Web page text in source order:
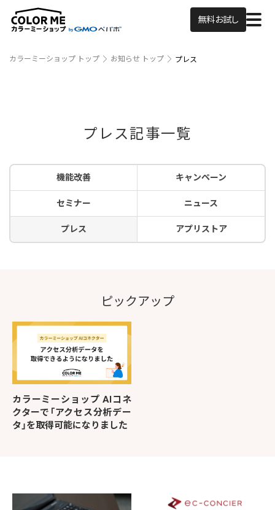
無料お試し
カラーミーショップ トップ お知らせ トップ プレス
プレス記事一覧
機能改善 キャンペーン
セミナー ニュース
プレス アプリストア
ピックアップ
カラーミーショップ AIコネ
クターで「アクセス分析デー
タ」を取得可能になりました